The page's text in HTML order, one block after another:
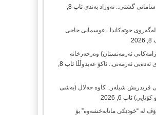
گشتی.. نەوزاد بەندی
ئاب 8,
حوتەکاندا.. عوسمانی حاجی
ئەرمەنستان) وه‌رچه‌رخانه‌
ئه‌ده‌بی ئه‌رمه‌نی.. ئاكۆ عه‌بدوڵڵا
ئاب 8,
فریدریش شیلەر.. کاوە جەلال (بەشی
کۆتایی) ئاب 6, 2026
لە “خودێکی مانابەخشەوە” بۆ